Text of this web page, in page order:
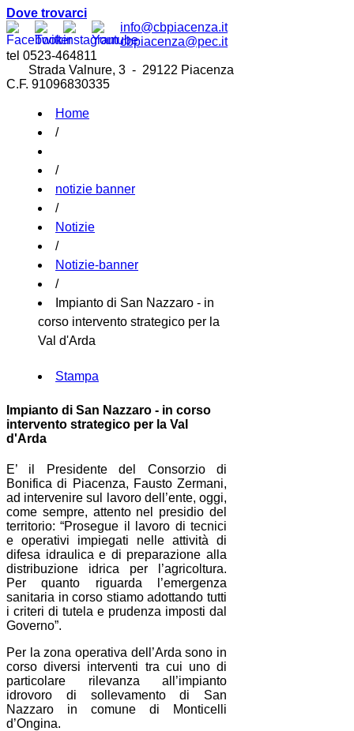
Dove trovarci
info@cbpiacenza.it
cbpiacenza@pec.it
tel 0523-464811
Strada Valnure, 3 - 29122 Piacenza
C.F. 91096830335
Home
/
/
notizie banner
/
Notizie
/
Notizie-banner
/
Impianto di San Nazzaro - in
corso intervento strategico per la
Val d'Arda
Stampa
Impianto di San Nazzaro - in corso
intervento strategico per la Val
d'Arda
E’ il Presidente del Consorzio di
Bonifica di Piacenza, Fausto Zermani,
ad intervenire sul lavoro dell’ente, oggi,
come sempre, attento nel presidio del
territorio: “Prosegue il lavoro di tecnici
e operativi impiegati nelle attività di
difesa idraulica e di preparazione alla
distribuzione idrica per l’agricoltura.
Per quanto riguarda l’emergenza
sanitaria in corso stiamo adottando tutti
i criteri di tutela e prudenza imposti dal
Governo”.
Per la zona operativa dell’Arda sono in
corso diversi interventi tra cui uno di
particolare rilevanza all’impianto
idrovoro di sollevamento di San
Nazzaro in comune di Monticelli
d’Ongina.